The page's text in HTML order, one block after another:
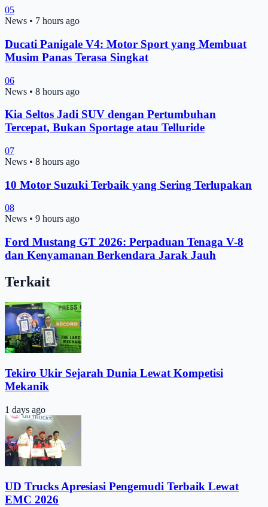
05
News • 7 hours ago
Ducati Panigale V4: Motor Sport yang Membuat
Musim Panas Terasa Singkat
06
News • 8 hours ago
Kia Seltos Jadi SUV dengan Pertumbuhan
Tercepat, Bukan Sportage atau Telluride
07
News • 8 hours ago
10 Motor Suzuki Terbaik yang Sering Terlupakan
08
News • 9 hours ago
Ford Mustang GT 2026: Perpaduan Tenaga V-8
dan Kenyamanan Berkendara Jarak Jauh
Terkait
Tekiro Ukir Sejarah Dunia Lewat Kompetisi
Mekanik
1 days ago
UD Trucks Apresiasi Pengemudi Terbaik Lewat
EMC 2026